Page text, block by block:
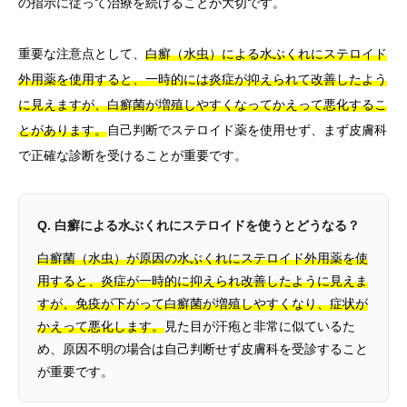
の指示に従って治療を続けることが大切です。
重要な注意点として、 白癬（水虫）による水ぶくれにステロイド
外用薬を使用すると、一時的には炎症が抑えられて改善したよう
に見えますが、白癬菌が増殖しやすくなってかえって悪化するこ
とがあります。自己判断でステロイド薬を使用せず、まず皮膚科
で正確な診断を受けることが重要です。
Q. 白癬による水ぶくれにステロイドを使うとどうなる？
白癬菌（水虫）が原因の水ぶくれにステロイド外用薬を使
用すると、炎症が一時的に抑えられ改善したように見えま
すが、免疫が下がって白癬菌が増殖しやすくなり、症状が
かえって悪化します。見た目が汗疱と非常に似ているた
め、原因不明の場合は自己判断せず皮膚科を受診すること
が重要です。